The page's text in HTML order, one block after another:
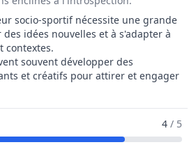
socio-sportif nécessite une grande
idées nouvelles et à s'adapter à
contextes.
souvent développer des
et créatifs pour attirer et engager
Le Métier De Animateur 4 / 5